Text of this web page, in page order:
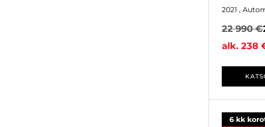
2021 ,
22 990 €
alk. 238
6 kk